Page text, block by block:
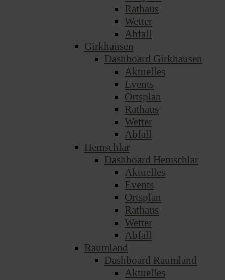
Rathaus
Wetter
Abfall
Girkhausen
Dashboard Girkhausen
Aktuelles
Events
Ortsplan
Rathaus
Wetter
Abfall
Hemschlar
Dashboard Hemschlar
Aktuelles
Events
Ortsplan
Rathaus
Wetter
Abfall
Raumland
Dashboard Raumland
Aktuelles